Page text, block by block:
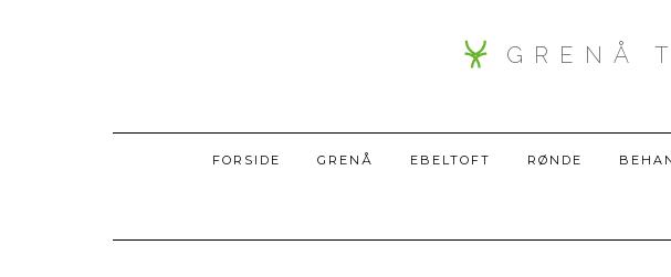
GRENÅ
FORSIDE GRENÅ EBELTOFT RØNDE